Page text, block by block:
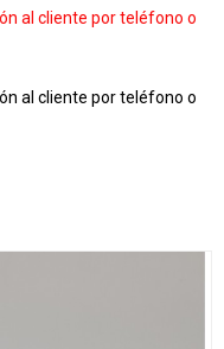
al cliente por teléfono o
al cliente por teléfono o